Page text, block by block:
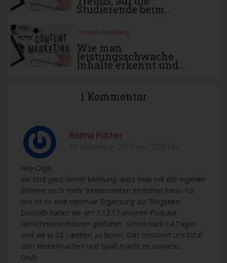
Studierende beim...
Content-Erstellung
Wie man
leistungsschwache
Inhalte erkennt und...
1 Kommentar
Betina Fsicher
Hey Olga,
wir sind ganz deiner Meinung, dass man mit der eigenen
Stimme noch mehr Interessenten erreichen kann. Für
uns ist es eine optimale Ergänzung zur Blogseite.
Deshalb haben wir am 1.12.17 unseren Podcast
feinschmeckertouren gestartet. Schon nach 14 Tagen
sind wir in 22 Ländern zu hören. Das motiviert uns total
zum Weitermachen und Spaß macht es sowieso.
Gruß